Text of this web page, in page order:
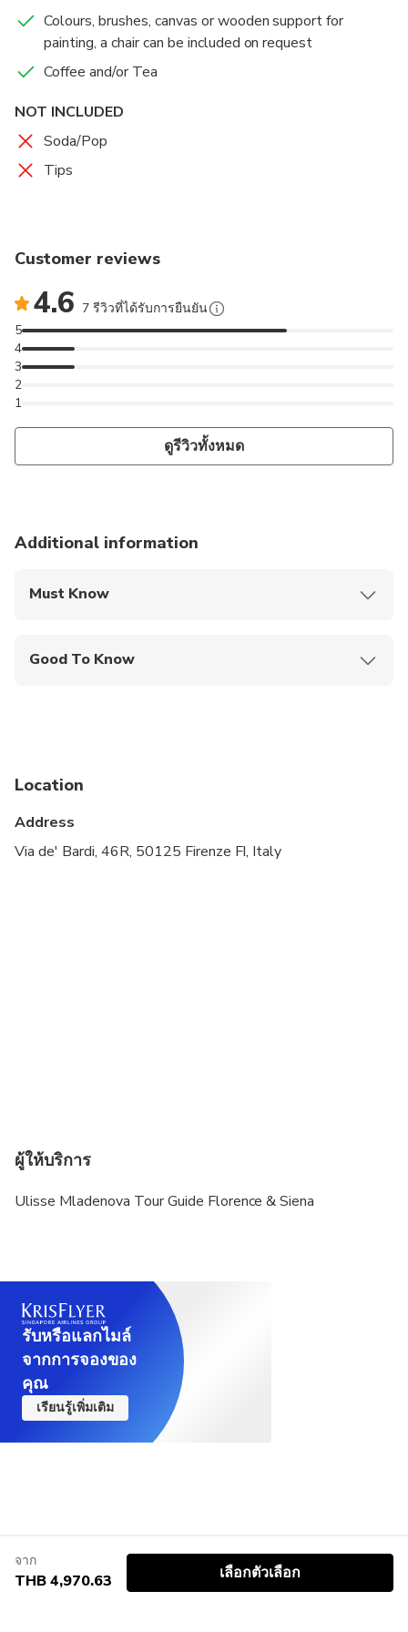
We will use examples from art history to choose
everybody's personal style. You will have the best
souvenir from Florence, a small masterpiece painted
how to shape the painting. Our aim is to understand
how a painting was created in history and to try to
The painting experience will take place on
Colours, brushes, canvas or wooden support for
painting, a chair can be included on request
Coffee and/or Tea
NOT INCLUDED
Soda/Pop
Tips
Customer reviews
4.6 7 รีวิวที่ได้รับการยืนยัน
1
2
3
4
5
ดูรีวิวทั้งหมด
Additional information
Must Know
Good To Know
Service animals allowed
Transportation options are wheelchair accessible
Location
Address
Via de' Bardi, 46R, 50125 Firenze FI, Italy
ผู้ให้บริการ
Ulisse Mladenova Tour Guide Florence & Siena
รับหรือแลกไมล์
จากการจองของ
คุณ
เรียนรู้เพิ่มเติม
จาก
THB 4,970.63 เลือกตัวเลือก